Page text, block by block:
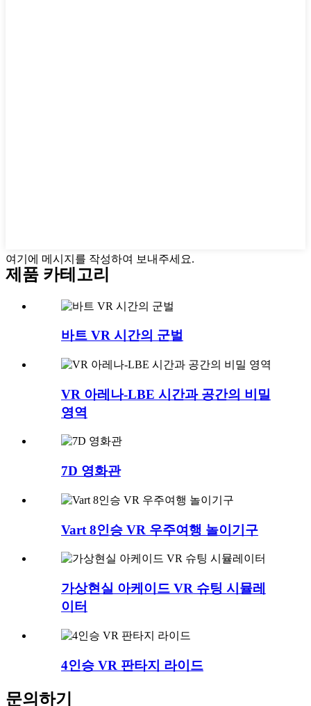
여기에 메시지를 작성하여 보내주세요.
제품 카테고리
바트 VR 시간의 군벌
VR 아레나-LBE 시간과 공간의 비밀
영역
7D 영화관
Vart 8인승 VR 우주여행 놀이기구
가상현실 아케이드 VR 슈팅 시뮬레
이터
4인승 VR 판타지 라이드
문의하기